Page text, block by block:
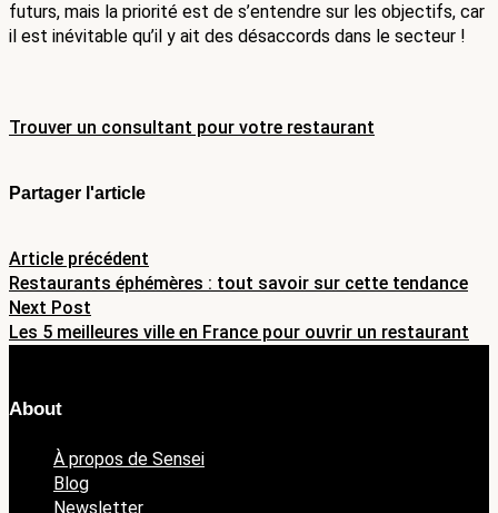
futurs, mais la priorité est de s’entendre sur les objectifs, car
il est inévitable qu’il y ait des désaccords dans le secteur !
Trouver un consultant pour votre restaurant
Partager l'article
Navigation
de
l’article
Article précédent
Restaurants éphémères : tout savoir sur cette tendance
Next Post
Les 5 meilleures ville en France pour ouvrir un restaurant
About
À propos de Sensei
Blog
Newsletter